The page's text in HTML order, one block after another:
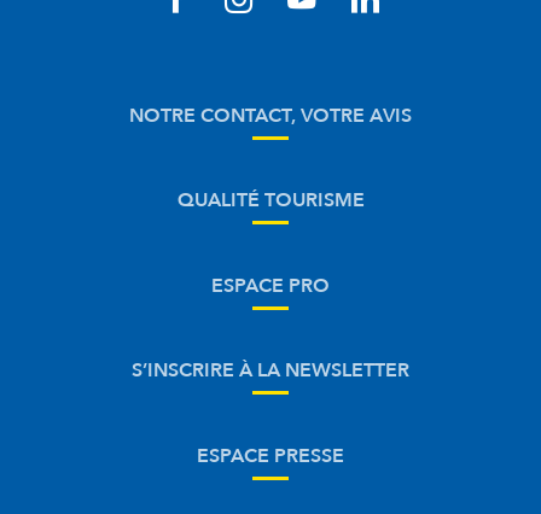
NOTRE CONTACT, VOTRE AVIS
QUALITÉ TOURISME
ESPACE PRO
S’INSCRIRE À LA NEWSLETTER
ESPACE PRESSE